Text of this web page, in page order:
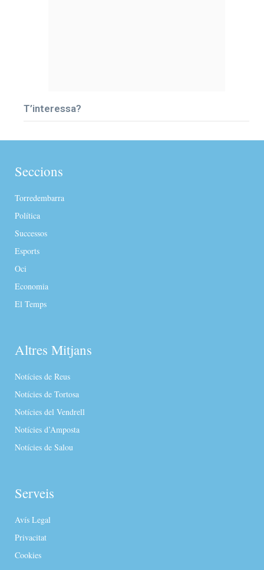
T’interessa?
Seccions
Torredembarra
Política
Successos
Esports
Oci
Economia
El Temps
Altres Mitjans
Notícies de Reus
Notícies de Tortosa
Notícies del Vendrell
Notícies d’Amposta
Notícies de Salou
Serveis
Avís Legal
Privacitat
Cookies